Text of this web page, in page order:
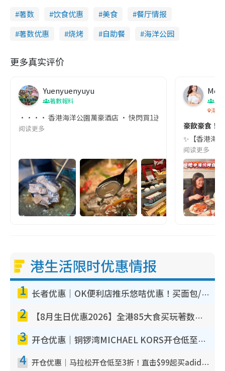
著数 饮食优惠 美食
餐厅情报
著数优惠
烧烤 自助餐 海洋公园
更多真实评价
Yuenyuenyuyu
著數報料
•••• 香港海洋公園萬豪酒店 • 快閃買1送1優惠 •••• ‼️ 港島區
阅读更多
海灣
豪飲豪食！
✨【香港海
阅读更多
港生活限时优惠情报
1 长者优惠｜OK便利店推乐悠咭优惠！买面包/牛奶/保健品拍卡即减
2 【8月生日优惠2026】全港85大食买玩著数攻略 自助餐/火锅放题同行免费＋诚品/DONKI送现金券
3 开仓优惠｜铜锣湾MICHAEL KORS开仓低至17折！直击$500起买手袋/钱包/鞋款 必买经典Jet Set系列
4 开仓优惠｜马拉松开仓低至3折！直击$99起买adidas／New Balance／Puma鞋款 STANLEY保温杯劈价至$119起